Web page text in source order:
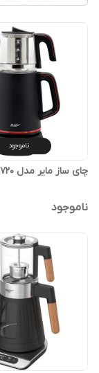
ناموجود
چای ساز مایر مدل MR6720
ناموجود